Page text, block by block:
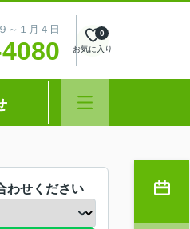
～１月４日
お気に入り
0
わせください